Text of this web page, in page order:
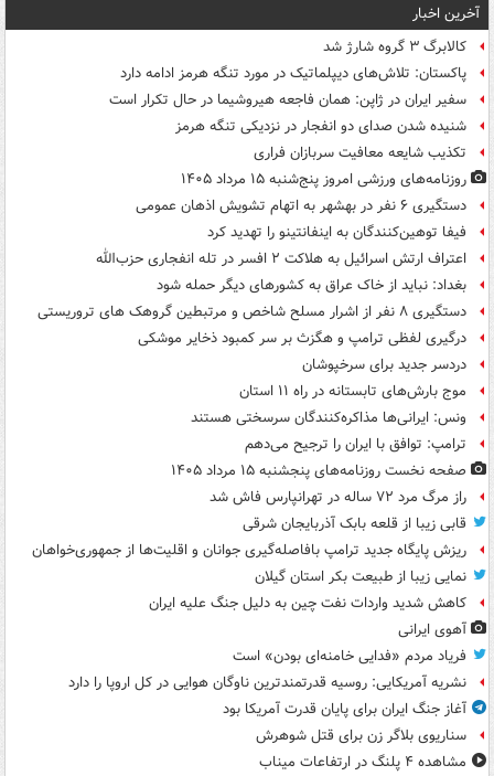
آخرین اخبار
کالابرگ ۳ گروه شارژ شد
پاکستان: تلاش‌های دیپلماتیک در مورد تنگه هرمز ادامه دارد
سفیر ایران در ژاپن: همان فاجعه هیروشیما در حال تکرار است
شنیده شدن صدای دو انفجار در نزدیکی تنگه هرمز
تکذیب شایعه معافیت سربازان فراری
روزنامه‌های ورزشی امروز پنج‌شنبه ۱۵ مرداد ۱۴۰۵
دستگیری ۶ نفر در بهشهر به اتهام تشویش اذهان عمومی
فیفا توهین‌کنندگان به اینفانتینو را تهدید کرد
اعتراف ارتش اسرائیل به هلاکت ۲ افسر در تله انفجاری حزب‌الله
بغداد: نباید از خاک عراق به کشورهای دیگر حمله شود
دستگیری ۸ نفر از اشرار مسلح شاخص و مرتبطین گروهک های تروریستی
درگیری لفظی ترامپ و هگزث بر سر کمبود ذخایر موشکی
دردسر جدید برای سرخپوشان
موج بارش‌های تابستانه در راه ۱۱ استان
ونس: ایرانی‌ها مذاکره‌کنندگان سرسختی هستند
ترامپ: توافق با ایران را ترجیح می‌دهم
صفحه نخست روزنامه‌های پنجشنبه ۱۵ مرداد ۱۴۰۵
راز مرگ مرد ۷۲ ساله در تهرانپارس فاش شد
قابی زیبا از قلعه بابک آذربایجان شرقی
ریزش پایگاه جدید ترامپ بافاصله‌گیری جوانان و اقلیت‌ها از جمهوری‌خواهان
نمایی زیبا از طبیعت بکر استان گیلان
کاهش شدید واردات نفت چین به دلیل جنگ علیه ایران
آهوی ایرانی
فریاد مردم «فدایی خامنه‌ای بودن» است
نشریه آمریکایی: روسیه قدرتمندترین ناوگان هوایی در کل اروپا را دارد
آغاز جنگ ایران برای پایان قدرت آمریکا بود
سناریوی بلاگر زن برای قتل شوهرش
مشاهده ۴ پلنگ در ارتفاعات میناب